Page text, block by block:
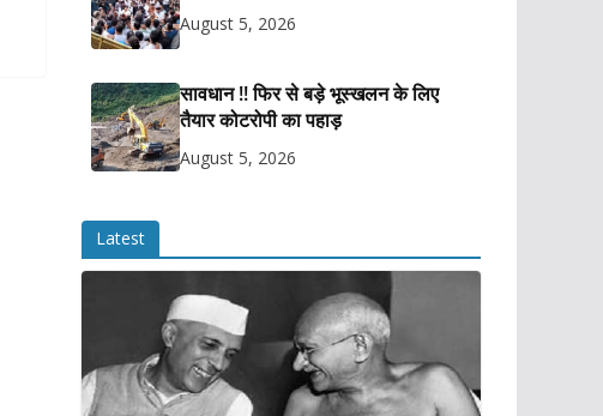
August 5, 2026
सावधान !! फिर से बड़े भूस्खलन के लिए
तैयार कोटरोपी का पहाड़
August 5, 2026
Latest